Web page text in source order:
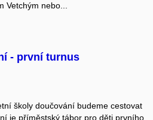
Vetchým nebo...
- první turnus
školy doučování budeme cestovat
je příměstský tábor pro děti prvního